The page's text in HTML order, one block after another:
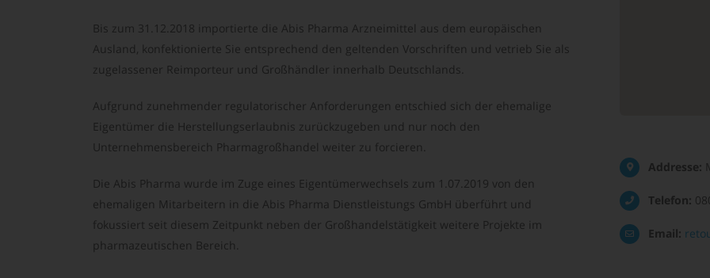
Bis zum 31.12.2018 importierte die Abis Pharma Arzneimittel aus dem europäischen
Ausland, konfektionierte Sie entsprechend den geltenden Vorschriften und vetrieb Sie als
zugelassener Reimporteur und Großhändler innerhalb Deutschlands.
Aufgrund zunehmender regulatorischer Anforderungen entschied sich der ehemalige
Eigentümer die Herstellungserlaubnis zurückzugeben und nur noch den
Unternehmensbereich Pharmagroßhandel weiter zu forcieren.
Die Abis Pharma wurde im Zuge eines Eigentümerwechsels zum 1.07.2019 von den
ehemaligen Mitarbeitern in die Abis Pharma Dienstleistungs GmbH überführt und
fokussiert seit diesem Zeitpunkt neben der Großhandelstätigkeit weitere Projekte im
pharmazeutischen Bereich.
Addresse:
Telefon:
Email: